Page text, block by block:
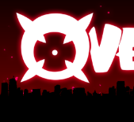
Aller
au
contenu
Aller
au
contenu